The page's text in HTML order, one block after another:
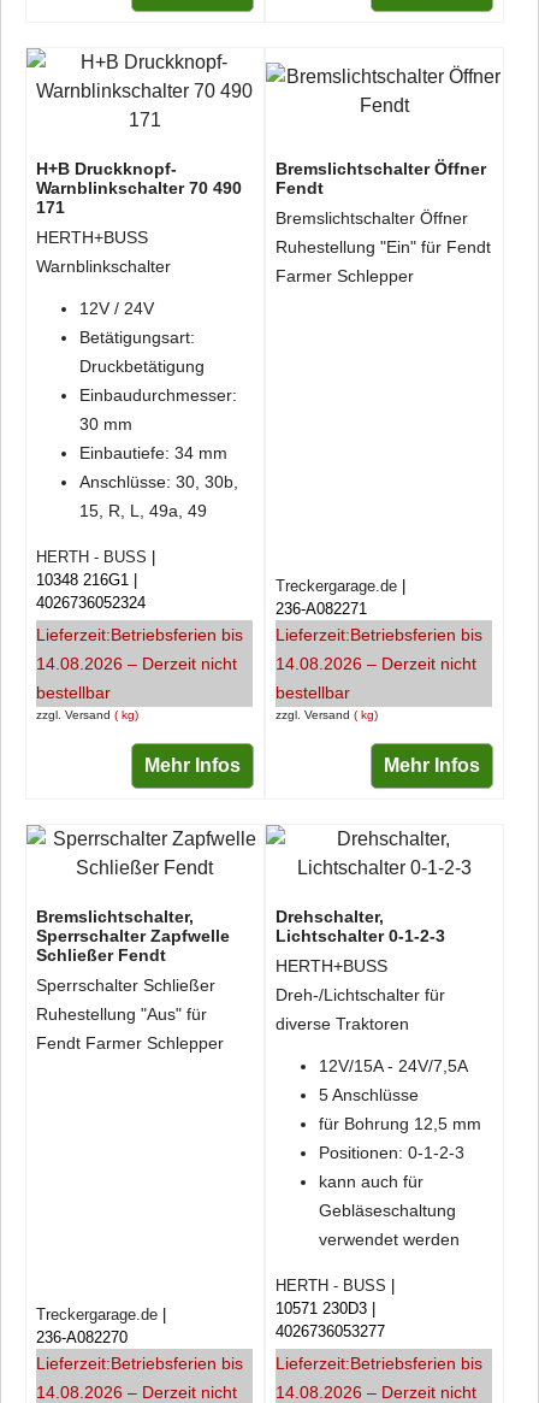
H+B Druckknopf-
Warnblinkschalter 70 490
171
HERTH+BUSS
Warnblinkschalter
12V / 24V
Betätigungsart:
Druckbetätigung
Einbaudurchmesser:
30 mm
Einbautiefe: 34 mm
Anschlüsse: 30, 30b,
15, R, L, 49a, 49
zzgl. Versand kg
HERTH - BUSS
10348 216G1
4026736052324
Lieferzeit:Betriebsferien bis
14.08.2026 – Derzeit nicht
bestellbar
Mehr Infos
Bremslichtschalter Öffner
Fendt
Bremslichtschalter Öffner
Ruhestellung "Ein" für Fendt
Farmer Schlepper
zzgl. Versand kg
Treckergarage.de
236-A082271
Lieferzeit:Betriebsferien bis
14.08.2026 – Derzeit nicht
bestellbar
Mehr Infos
Bremslichtschalter,
Sperrschalter Zapfwelle
Schließer Fendt
Sperrschalter Schließer
Ruhestellung "Aus" für
Fendt Farmer Schlepper
Treckergarage.de
236-A082270
Lieferzeit:Betriebsferien bis
14.08.2026 – Derzeit nicht
Drehschalter,
Lichtschalter 0-1-2-3
HERTH+BUSS
Dreh-/Lichtschalter für
diverse Traktoren
12V/15A - 24V/7,5A
5 Anschlüsse
für Bohrung 12,5 mm
Positionen: 0-1-2-3
kann auch für
Gebläseschaltung
verwendet werden
HERTH - BUSS
10571 230D3
4026736053277
Lieferzeit:Betriebsferien bis
14.08.2026 – Derzeit nicht